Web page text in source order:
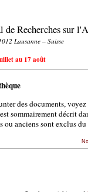
de Recherches sur
Lausanne – Suisse
au 17 août
des documents,
sommairement décrit
ou anciens sont exclus